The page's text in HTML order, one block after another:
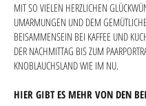
MIT SO VIELEN HERZLICHEN
UMARMUNGEN UND DEM
BEISAMMENSEIN BEI KAFFEE UND
DER NACHMITTAG BIS ZUM
KNOBLAUCHSLAND WIE IM NU.
HIER GIBT ES MEHR VON DEN